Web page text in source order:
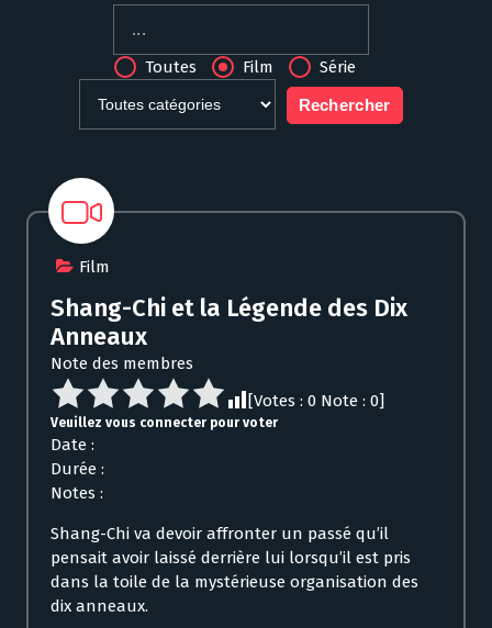
Toutes Film Série
Film
Shang-Chi et la Légende des Dix
Anneaux
Note des membres
[Votes : 0 Note : 0]
Veuillez vous connecter pour voter
Date :
Durée :
Notes :
Shang-Chi va devoir affronter un passé qu’il
pensait avoir laissé derrière lui lorsqu’il est pris
dans la toile de la mystérieuse organisation des
dix anneaux.